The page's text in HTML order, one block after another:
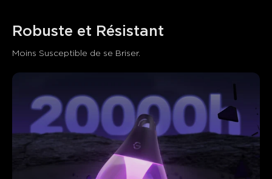
Robuste et Résistant
Moins Susceptible de se Briser.